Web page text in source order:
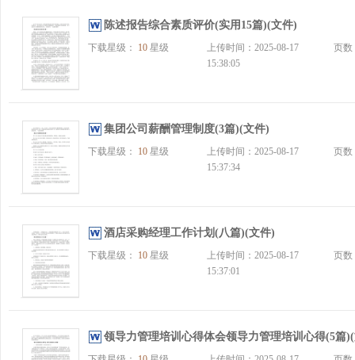
陈述报告综合素质评价(实用15篇)(文件)
下载星级： 10 星级
上传时间：2025-08-17
15:38:05
页
集团公司薪酬管理制度(3篇)(文件)
下载星级： 10 星级
上传时间：2025-08-17
15:37:34
页
酒店采购经理工作计划(八篇)(文件)
下载星级： 10 星级
上传时间：2025-08-17
15:37:01
页
领导力管理培训心得体会领导力管理培训心得(5篇